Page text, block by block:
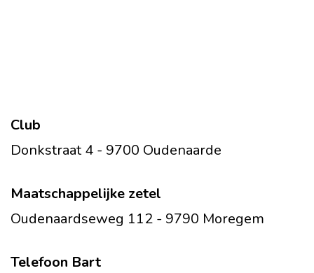
Club
Donkstraat 4 - 9700 Oudenaarde
Maatschappelijke zetel
Oudenaardseweg 112 - 9790 Moregem
Telefoon Bart